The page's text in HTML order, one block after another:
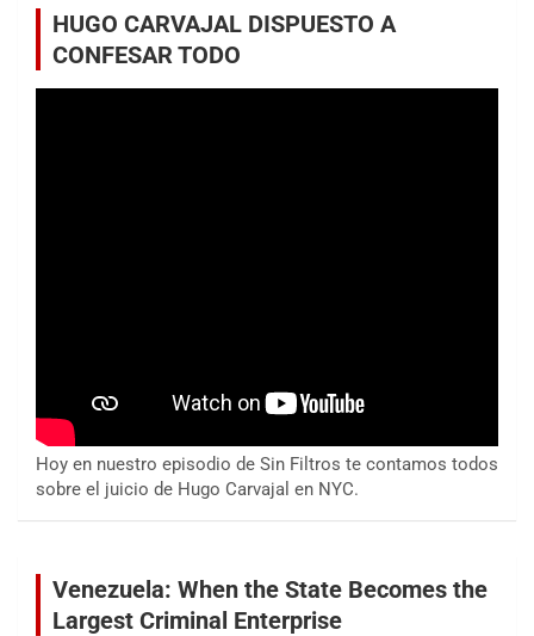
HUGO CARVAJAL DISPUESTO A
CONFESAR TODO
Hoy en nuestro episodio de Sin Filtros te contamos todos
sobre el juicio de Hugo Carvajal en NYC.
Venezuela: When the State Becomes the
Largest Criminal Enterprise